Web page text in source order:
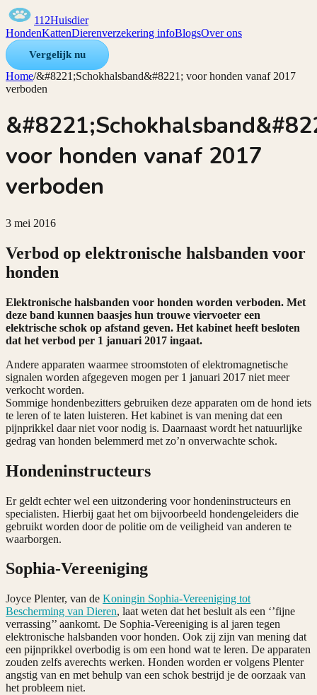
112Huisdier
HondenKattenDierenverzekering infoBlogsOver ons
Vergelijk nu
Home/&#8221;Schokhalsband&#8221; voor honden vanaf 2017
verboden
voor honden vanaf 2017
verboden
3 mei 2016
Verbod op elektronische halsbanden voor
honden
Elektronische halsbanden voor honden worden verboden. Met
deze band kunnen baasjes hun trouwe viervoeter een
elektrische schok op afstand geven. Het kabinet heeft besloten
dat het verbod per 1 januari 2017 ingaat.
Andere apparaten waarmee stroomstoten of elektromagnetische
signalen worden afgegeven mogen per 1 januari 2017 niet meer
verkocht worden.
Sommige hondenbezitters gebruiken deze apparaten om de hond iets
te leren of te laten luisteren. Het kabinet is van mening dat een
pijnprikkel daar niet voor nodig is. Daarnaast wordt het natuurlijke
gedrag van honden belemmerd met zo’n onverwachte schok.
Hondeninstructeurs
Er geldt echter wel een uitzondering voor hondeninstructeurs en
specialisten. Hierbij gaat het om bijvoorbeeld hondengeleiders die
gebruikt worden door de politie om de veiligheid van anderen te
waarborgen.
Sophia-Vereeniging
Joyce Plenter, van de Koningin Sophia-Vereeniging tot
Bescherming van Dieren, laat weten dat het besluit als een ‘’fijne
verrassing’’ aankomt. De Sophia-Vereeniging is al jaren tegen
elektronische halsbanden voor honden. Ook zij zijn van mening dat
een pijnprikkel overbodig is om een hond wat te leren. De apparaten
zouden zelfs averechts werken. Honden worden er volgens Plenter
angstig van en met behulp van een schok bestrijd je de oorzaak van
het probleem niet.